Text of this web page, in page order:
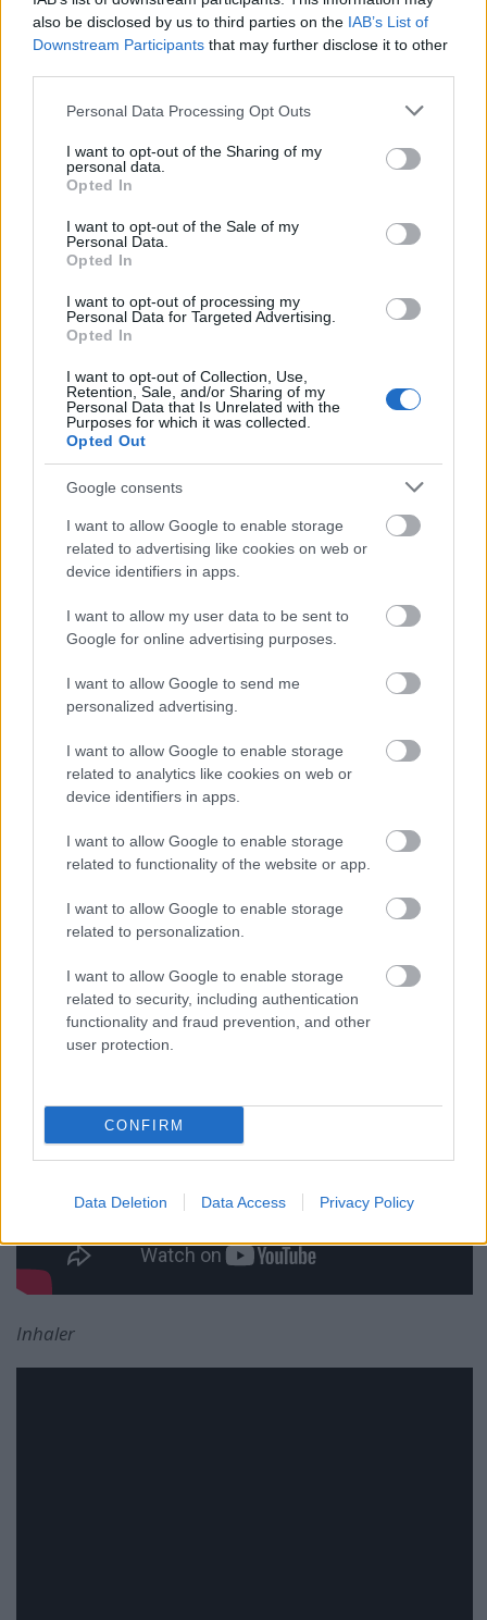
also be disclosed by us to third parties on the IAB’s List of
Downstream Participants that may further disclose it to other
Please note that this website/app uses one or more Google
not limited to your visit or usage behaviour. You may click to
grant or deny consent to Google and its third-party tags to
use your data for below specified purposes in below Google
consent section.
Personal Data Processing Opt Outs
I want to opt-out of the Sharing of my
personal data.
Opted In
I want to opt-out of the Sale of my
Personal Data.
Opted In
I want to opt-out of processing my
Personal Data for Targeted Advertising.
Opted In
I want to opt-out of Collection, Use,
Retention, Sale, and/or Sharing of my
Personal Data that Is Unrelated with the
Purposes for which it was collected.
Opted Out
Google consents
I want to allow Google to enable storage
related to advertising like cookies on web or
device identifiers in apps.
I want to allow my user data to be sent to
Google for online advertising purposes.
I want to allow Google to send me
personalized advertising.
I want to allow Google to enable storage
related to analytics like cookies on web or
device identifiers in apps.
I want to allow Google to enable storage
related to functionality of the website or app.
I want to allow Google to enable storage
related to personalization.
I want to allow Google to enable storage
related to security, including authentication
functionality and fraud prevention, and other
user protection.
CONFIRM
Data Deletion Data Access Privacy Policy
Rearrangekislemezdal, a táncba hívó „papapázó”
Quicksand(melyben további közreműködőként
Corrine Bailey-Rae
Eugene McGuinness
vokálozik) , aClémence Poésyfrancia színésznővel
felvettHappenstanceduett, vagy a glam beütésű
sztárvendéget kell megemlítenünk:Noel Gallagher
My Fantasy
Németh Róbert
Come Closer
Rearrange
Inhaler